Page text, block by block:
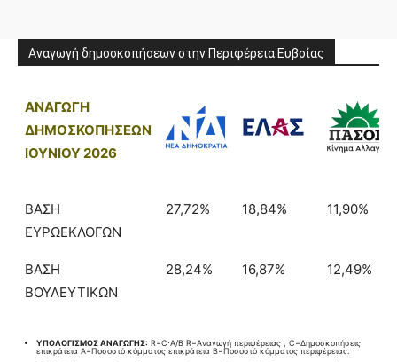
Αναγωγή δημοσκοπήσεων στην Περιφέρεια Ευβοίας
ΑΝΑΓΩΓΗ
ΔΗΜΟΣΚΟΠΗΣΕΩΝ
ΙΟΥΝΙΟΥ 2026
ΒΑΣΗ
ΕΥΡΩΕΚΛΟΓΩΝ
27,72% 18,84% 11,90%
ΒΑΣΗ
ΒΟΥΛΕΥΤΙΚΩΝ
28,24% 16,87% 12,49%
ΥΠΟΛΟΓΙΣΜΟΣ ΑΝΑΓΩΓΗΣ: R=C⋅A/B​ R=Aναγωγή περιφέρειας , C=Δημοσκοπήσεις
επικράτεια A=Ποσοστό κόμματος επικράτεια B=Ποσοστό κόμματος περιφέρειας.